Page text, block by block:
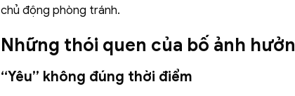
chủ động phòng tránh.
Những thói quen của bố ảnh
“Yêu” không đúng thời điểm